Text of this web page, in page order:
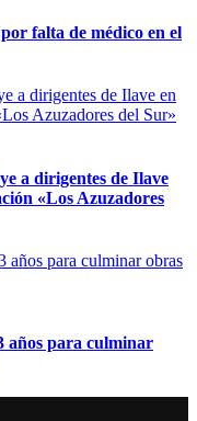
falta de médico en el
a dirigentes de Ilave
«Los Azuzadores
años para culminar